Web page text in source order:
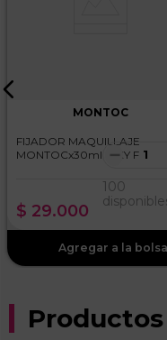
MONTOC
FIJADOR MAQUILLAJE
MONTOCx30ml DIXY FIX
$ 29.000
－
100